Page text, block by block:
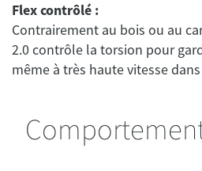
Flex contrôlé :
Contrairement au bois ou au
2.0 contrôle la torsion pour
même à très haute vitesse